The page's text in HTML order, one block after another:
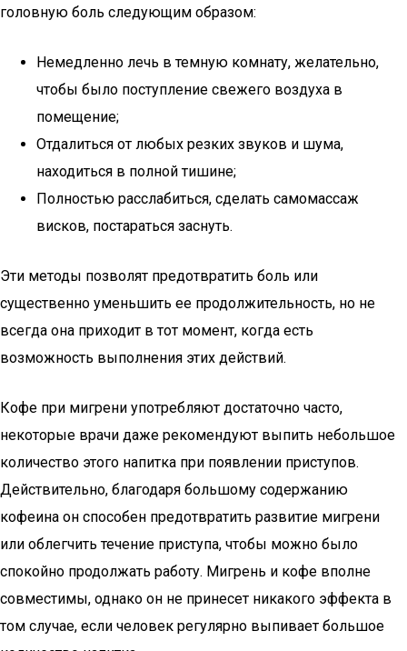
головную боль следующим образом:
Немедленно лечь в темную комнату, желательно,
чтобы было поступление свежего воздуха в
помещение;
Отдалиться от любых резких звуков и шума,
находиться в полной тишине;
Полностью расслабиться, сделать самомассаж
висков, постараться заснуть.
Эти методы позволят предотвратить боль или
существенно уменьшить ее продолжительность, но не
всегда она приходит в тот момент, когда есть
возможность выполнения этих действий.
Кофе при мигрени употребляют достаточно часто,
некоторые врачи даже рекомендуют выпить небольшое
количество этого напитка при появлении приступов.
Действительно, благодаря большому содержанию
кофеина он способен предотвратить развитие мигрени
или облегчить течение приступа, чтобы можно было
спокойно продолжать работу. Мигрень и кофе вполне
совместимы, однако он не принесет никакого эффекта в
том случае, если человек регулярно выпивает большое